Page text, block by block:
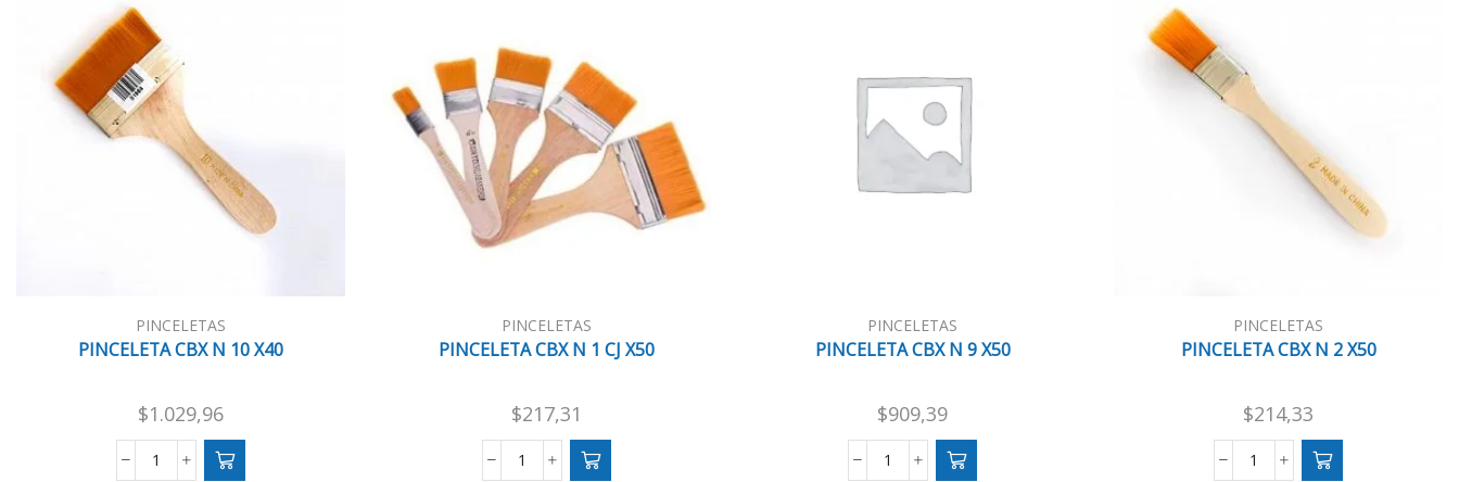
PINCELETAS
PINCELETA CBX N 10 X40
$1.029,96
PINCELETA
PINCELETAS
PINCELETA CBX N 1 CJ X50
$217,31
PINCELETA
PINCELETAS
PINCELETA CBX N 9 X50
$909,39
PINCELETA
PINCELETAS
PINCELETA CBX N 2 X50
$214,33
PINCELETA